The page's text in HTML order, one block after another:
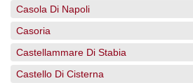
Casola Di Napoli
Casoria
Castellammare Di Stabia
Castello Di Cisterna